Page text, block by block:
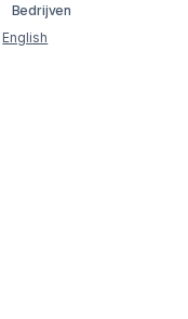
Bedrijven
English